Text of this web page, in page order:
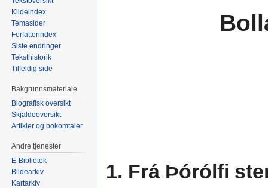
1. Frá Þórólfi
Kildeindex
Temasider
Forfatterindex
Siste endringer
Teksthistorik
Tilfeldig side
Bakgrunnsmateriale
Biografisk oversikt
Skjaldeoversikt
Artikler og bokomtaler
Andre tjenester
E-Bibliotek
Bildearkiv
Kartarkiv